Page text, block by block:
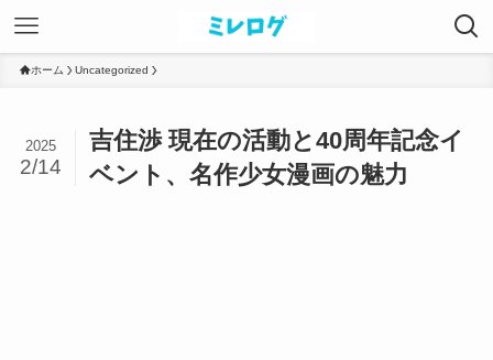
ホーム Uncategorized
吉住渉 現在の活動と40周年記念イ
ベント、名作少女漫画の魅力
2025
2/14